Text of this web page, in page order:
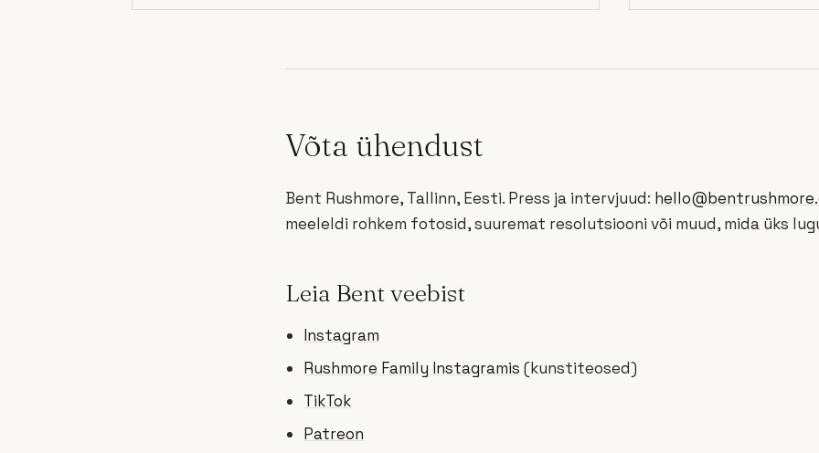
Võta ühendust
Bent Rushmore, Tallinn, Eesti. Press ja intervjuud:
meeleldi rohkem fotosid, suuremat resolutsiooni või muud, mida üks
Leia Bent veebist
Instagram
Rushmore Family Instagramis (kunstiteosed)
TikTok
Patreon